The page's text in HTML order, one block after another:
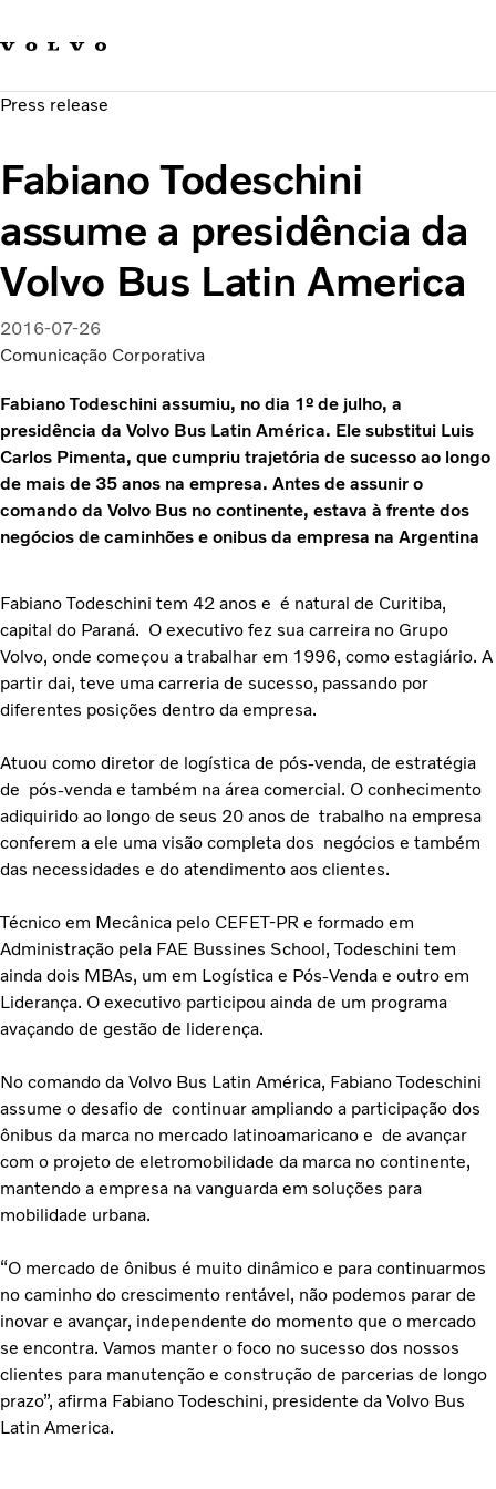
Carreira
Sustentabilidade e Segurança
Press release
Fabiano Todeschini
assume a presidência da
Volvo Bus Latin America
2016-07-26
Comunicação Corporativa
Fabiano Todeschini assumiu, no dia 1º de julho, a
presidência da Volvo Bus Latin América. Ele substitui Luis
Carlos Pimenta, que cumpriu trajetória de sucesso ao longo
de mais de 35 anos na empresa. Antes de assunir o
comando da Volvo Bus no continente, estava à frente dos
negócios de caminhões e onibus da empresa na Argentina
Fabiano Todeschini tem 42 anos e é natural de Curitiba,
capital do Paraná. O executivo fez sua carreira no Grupo
Volvo, onde começou a trabalhar em 1996, como estagiário. A
partir dai, teve uma carreria de sucesso, passando por
diferentes posições dentro da empresa.
Atuou como diretor de logística de pós-venda, de estratégia
de pós-venda e também na área comercial. O conhecimento
adiquirido ao longo de seus 20 anos de trabalho na empresa
conferem a ele uma visão completa dos negócios e também
das necessidades e do atendimento aos clientes.
Técnico em Mecânica pelo CEFET-PR e formado em
Administração pela FAE Bussines School, Todeschini tem
ainda dois MBAs, um em Logística e Pós-Venda e outro em
Liderança. O executivo participou ainda de um programa
avaçando de gestão de liderença.
No comando da Volvo Bus Latin América, Fabiano Todeschini
assume o desafio de continuar ampliando a participação dos
ônibus da marca no mercado latinoamaricano e de avançar
com o projeto de eletromobilidade da marca no continente,
mantendo a empresa na vanguarda em soluções para
mobilidade urbana.
“O mercado de ônibus é muito dinâmico e para continuarmos
no caminho do crescimento rentável, não podemos parar de
inovar e avançar, independente do momento que o mercado
se encontra. Vamos manter o foco no sucesso dos nossos
clientes para manutenção e construção de parcerias de longo
prazo”, afirma Fabiano Todeschini, presidente da Volvo Bus
Latin America.